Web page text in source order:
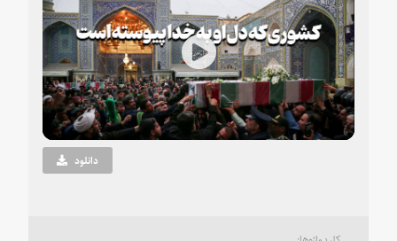
Play
Video دانلود